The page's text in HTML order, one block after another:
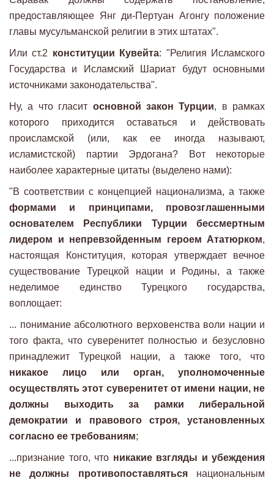
предоставляющее Янг ди-Пертуан Агонгу положение
главы мусульманской религии в этих штатах".
Или ст.2 конституции Кувейта: "Религия Исламского
Государства и Исламский Шариат будут основными
источниками законодательства".
Ну, а что гласит основной закон Турции, в рамках
которого приходится оставаться и действовать
происламской (или, как ее иногда называют,
исламистской) партии Эрдогана? Вот некоторые
наиболее характерные цитаты (выделено нами):
"В соответствии с концепцией национализма, а также
формами и принципами, провозглашенными
основателем Республики Турции бессмертным
лидером и непревзойденным героем Ататюрком,
настоящая Конституция, которая утверждает вечное
существование Турецкой нации и Родины, а также
неделимое единство Турецкого государства,
воплощает:
... понимание абсолютного верховенства воли нации и
того факта, что суверенитет полностью и безусловно
принадлежит Турецкой нации, а также того, что
никакое лицо или орган, уполномоченные
осуществлять этот суверенитет от имени нации, не
должны выходить за рамки либеральной
демократии и правового строя, установленных
согласно ее требованиям;
...признание того, что никакие взгляды и убеждения
не должны противопоставлятьсянациональным